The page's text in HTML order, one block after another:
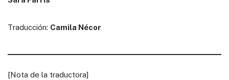
Traducción: Camila Nécor
[Nota de la traductora]